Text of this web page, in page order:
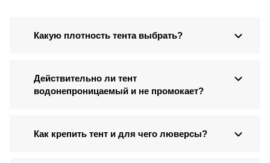
Какую плотность тента выбрать?
Действительно ли тент
водонепроницаемый и не промокает?
Как крепить тент и для чего люверсы?